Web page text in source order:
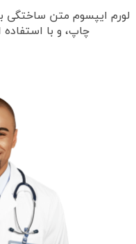
لورم ایپسوم متن ساختگی
چاپ، و با